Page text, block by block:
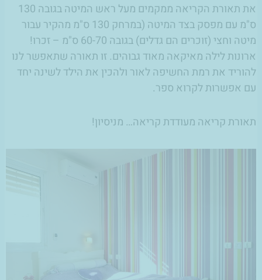
את תאורת הקריאה ממקמים מעל ראש המיטה בגובה 130
ס"מ עם מפסק בצד המיטה (במרחק 130 ס"מ מהקיר עבור
מיטה וחצי (זוכרים הם גדלים) בגובה 60-70 ס"מ – זכרו!
ארונות לילה מאיקאה מאוד גבוהים. זו תאורה שתאפשר לנו
להוריד את רמת החשיפה לאור ולהכין את הילד לשינה יחד
עם אפשרות לקרוא ספר.
תאורת קריאה מעודדת קריאה… מניסיון!